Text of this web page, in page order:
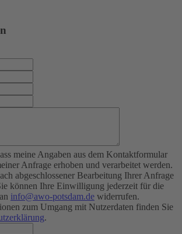
meine Angaben aus dem Kontaktformular
Anfrage erhoben und verarbeitet werden.
abgeschlossener Bearbeitung Ihrer Anfrage
können Ihre Einwilligung jederzeit für die
info@awo-potsdam.de widerrufen.
zum Umgang mit Nutzerdaten finden Sie
.